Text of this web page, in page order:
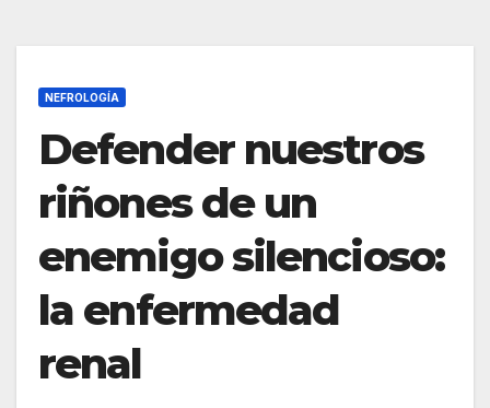
NEFROLOGÍA
Defender nuestros
riñones de un
enemigo silencioso:
la enfermedad
renal